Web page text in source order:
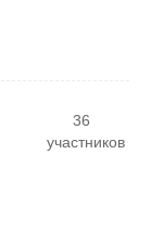
36
участников